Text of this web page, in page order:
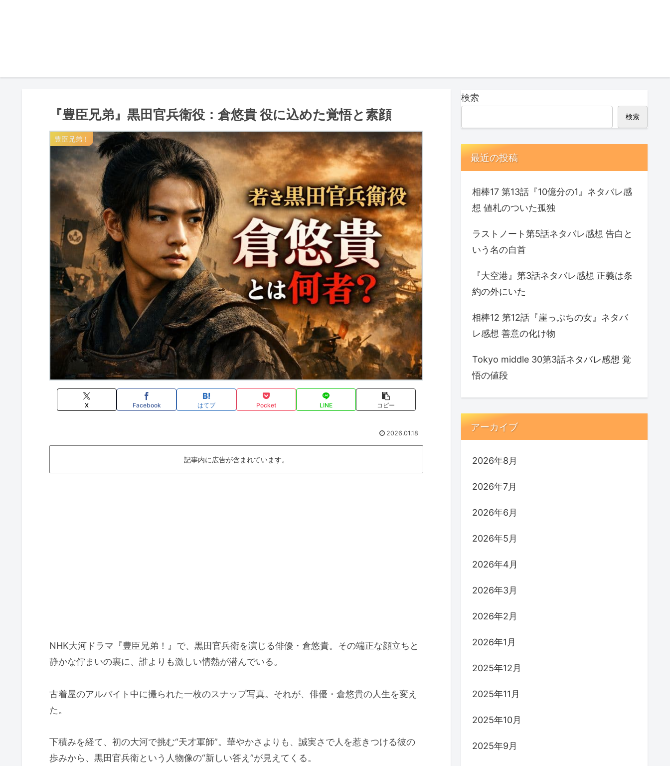
『豊臣兄弟』黒田官兵衛役：倉悠貴 役に込めた覚悟と素顔
豊臣兄弟！
X Facebook はてブ Pocket LINE コピー
2026.01.18
記事内に広告が含まれています。
NHK大河ドラマ『豊臣兄弟！』で、黒田官兵衛を演じる俳優・倉悠貴。その端正な顔立ちと
静かな佇まいの裏に、誰よりも激しい情熱が潜んでいる。
古着屋のアルバイト中に撮られた一枚のスナップ写真。それが、俳優・倉悠貴の人生を変え
た。
下積みを経て、初の大河で挑む“天才軍師”。華やかさよりも、誠実さで人を惹きつける彼の
歩みから、黒田官兵衛という人物像の“新しい答え”が見えてくる。
検索
検索
最近の投稿
相棒17 第13話『10億分の1』ネタバレ感
想 値札のついた孤独
ラストノート第5話ネタバレ感想 告白と
いう名の自首
『大空港』第3話ネタバレ感想 正義は条
約の外にいた
相棒12 第12話『崖っぷちの女』ネタバ
レ感想 善意の化け物
Tokyo middle 30第3話ネタバレ感想 覚
悟の値段
アーカイブ
2026年8月
2026年7月
2026年6月
2026年5月
2026年4月
2026年3月
2026年2月
2026年1月
2025年12月
2025年11月
2025年10月
2025年9月